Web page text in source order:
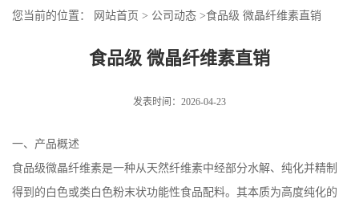
您当前的位置： 网站首页 > 公司动态 >食品级 微晶纤维素直销
食品级 微晶纤维素直销
发表时间：2026-04-23
一、产品概述
食品级微晶纤维素是一种从天然纤维素中经部分水解、纯化并精制
得到的白色或类白色粉末状功能性食品配料。其本质为高度纯化的